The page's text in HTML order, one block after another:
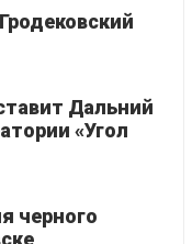
Дальний
«Угол
черного